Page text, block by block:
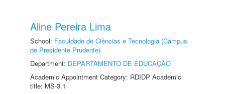
Aline Pereira Lima
School: Faculdade de Ciências e Tecnologia (Câmpus
de Presidente Prudente)
Department: DEPARTAMENTO DE EDUCAÇÃO
Academic Appointment Category: RDIDP Academic
title: MS-3.1